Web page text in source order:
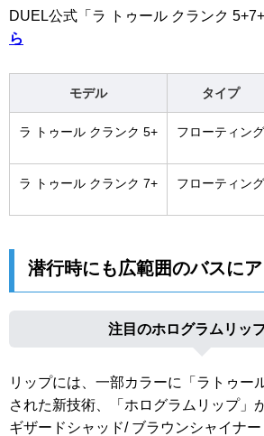
DUEL公式「ラ トゥール クランク
ら
モデル タイプ
ラ トゥール クランク 5+ フローティング
ラ トゥール クランク 7+ フローティング
潜行時にも広範囲のバスに
注目のホログラムリッ
リップには、一部カラーに「ラトゥー
された新技術、「ホログラムリップ」
ギザードシャッド/ ブラウンシャイナ